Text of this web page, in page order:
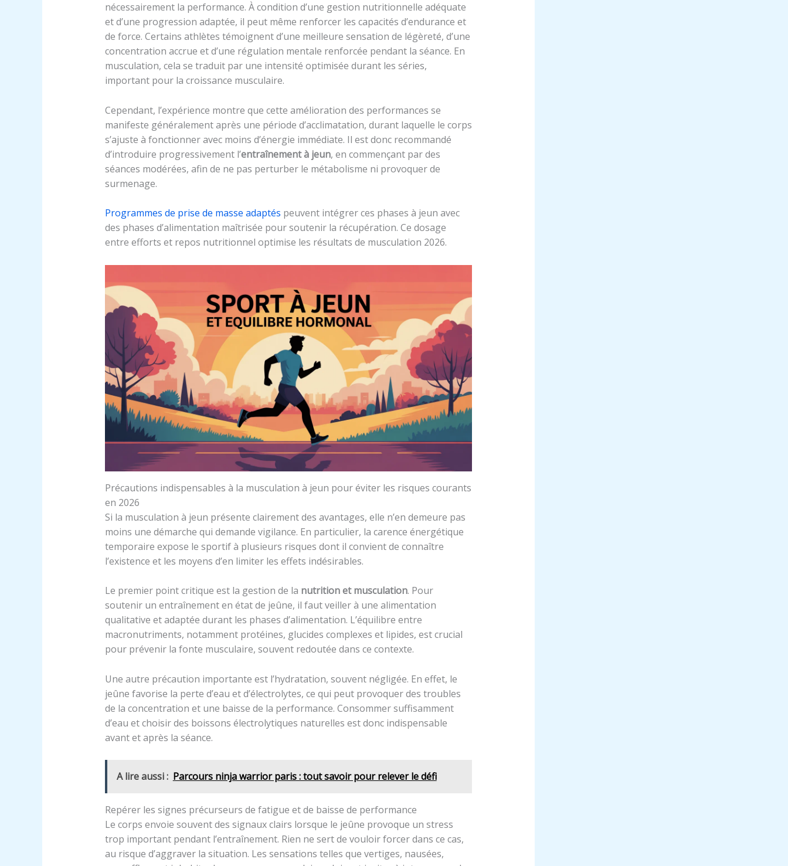
nécessairement la performance. À condition d’une gestion nutritionnelle adéquate
et d’une progression adaptée, il peut même renforcer les capacités d’endurance et
de force. Certains athlètes témoignent d’une meilleure sensation de légèreté, d’une
concentration accrue et d’une régulation mentale renforcée pendant la séance. En
musculation, cela se traduit par une intensité optimisée durant les séries,
important pour la croissance musculaire.
Cependant, l’expérience montre que cette amélioration des performances se
manifeste généralement après une période d’acclimatation, durant laquelle le corps
s’ajuste à fonctionner avec moins d’énergie immédiate. Il est donc recommandé
d’introduire progressivement l’entraînement à jeun, en commençant par des
séances modérées, afin de ne pas perturber le métabolisme ni provoquer de
surmenage.
Programmes de prise de masse adaptés peuvent intégrer ces phases à jeun avec
des phases d’alimentation maîtrisée pour soutenir la récupération. Ce dosage
entre efforts et repos nutritionnel optimise les résultats de musculation 2026.
Précautions indispensables à la musculation à jeun pour éviter les risques courants
en 2026
Si la musculation à jeun présente clairement des avantages, elle n’en demeure pas
moins une démarche qui demande vigilance. En particulier, la carence énergétique
temporaire expose le sportif à plusieurs risques dont il convient de connaître
l’existence et les moyens d’en limiter les effets indésirables.
Le premier point critique est la gestion de la nutrition et musculation. Pour
soutenir un entraînement en état de jeûne, il faut veiller à une alimentation
qualitative et adaptée durant les phases d’alimentation. L’équilibre entre
macronutriments, notamment protéines, glucides complexes et lipides, est crucial
pour prévenir la fonte musculaire, souvent redoutée dans ce contexte.
Une autre précaution importante est l’hydratation, souvent négligée. En effet, le
jeûne favorise la perte d’eau et d’électrolytes, ce qui peut provoquer des troubles
de la concentration et une baisse de la performance. Consommer suffisamment
d’eau et choisir des boissons électrolytiques naturelles est donc indispensable
avant et après la séance.
A lire aussi : Parcours ninja warrior paris : tout savoir pour relever le défi
Repérer les signes précurseurs de fatigue et de baisse de performance
Le corps envoie souvent des signaux clairs lorsque le jeûne provoque un stress
trop important pendant l’entraînement. Rien ne sert de vouloir forcer dans ce cas,
au risque d’aggraver la situation. Les sensations telles que vertiges, nausées,